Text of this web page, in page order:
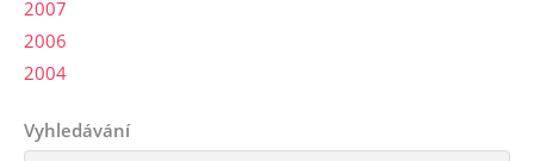
2007
2006
2004
Vyhledávání